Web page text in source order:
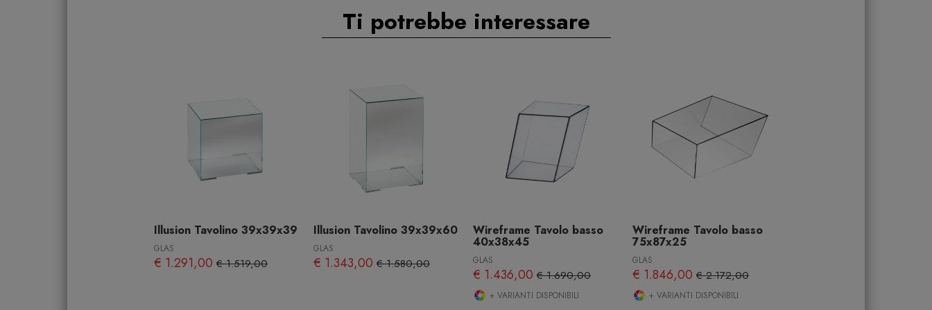
Ti potrebbe interessare
Illusion Tavolino 39x39x39
GLAS
€ 1.291,00 € 1.519,00
Illusion Tavolino 39x39x60
GLAS
€ 1.343,00 € 1.580,00
Wireframe Tavolo basso
40x38x45
GLAS
€ 1.436,00 € 1.690,00
+ VARIANTI DISPONIBILI
Wireframe Tavolo basso
75x87x25
GLAS
€ 1.846,00 € 2.172,00
+ VARIANTI DISPONIBILI